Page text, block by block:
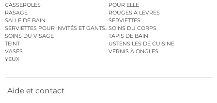
CASSEROLES
POUR ELLE
RASAGE
ROUGES À LÈVRES
SALLE DE BAIN
SERVIETTES
SERVIETTES POUR INVITÉS ET GANTS DE TOILETTE
SOINS DU CORPS
SOINS DU VISAGE
TAPIS DE BAIN
TEINT
USTENSILES DE CUISINE
VASES
VERNIS À ONGLES
YEUX
Aide et contact